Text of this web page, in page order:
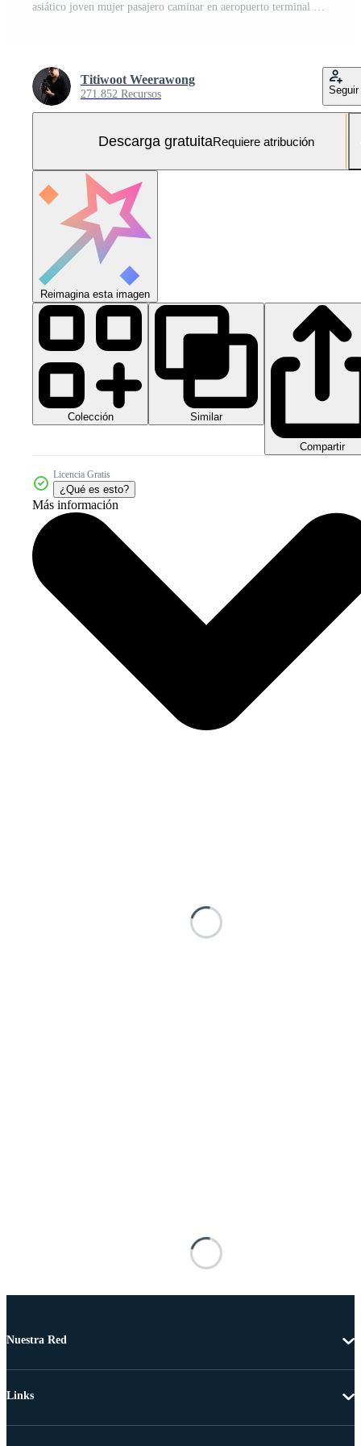
asiático joven mujer pasajero caminar en aeropuerto terminal a embarque puerta. atractivo hermosa hembra turista amigos sensación contento y emocionado a Vamos viaje extranjero por avión para fiesta vacaciones viaje. Foto Gratis
Titiwoot Weerawong
271.852 Recursos Seguir
Descarga gratuitaRequiere atribución
Reimagina esta imagen
Colección Similar
Compartir
Licencia Gratis
¿Qué es esto?
Más información
Nuestra Red
Links